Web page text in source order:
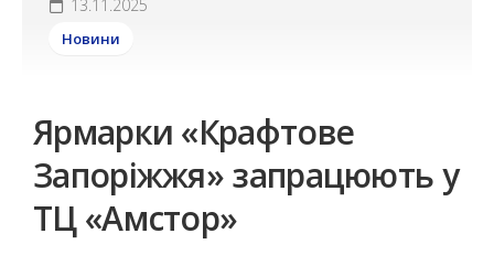
13.11.2025
Новини
Ярмарки «Крафтове
Запоріжжя» запрацюють у
ТЦ «Амстор»